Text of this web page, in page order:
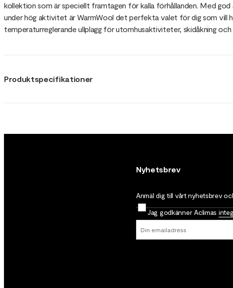
kollektion som är speciellt framtagen för kalla förhållanden. Med
under hög aktivitet är WarmWool det perfekta valet för dig som vill
temperaturreglerande ullplagg för utomhusaktiviteter, skidåkning och
Produktspecifikationer
Nyhetsbrev
Anmäl dig till vårt nyhetsbrev
Jag godkänner Aclimas